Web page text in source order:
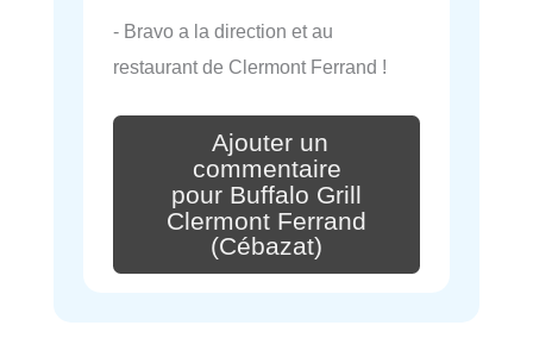
- Bravo a la direction et au
restaurant de Clermont Ferrand !
Ajouter un
commentaire
pour Buffalo Grill
Clermont Ferrand
(Cébazat)